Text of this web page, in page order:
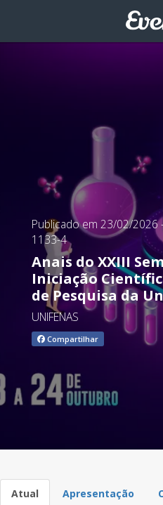
Publicado em 23/02/2026
1133-4
Anais do XXIII
Iniciação
de Pesquisa da
UNIFENAS
Compartilhar
Atual Apresentação